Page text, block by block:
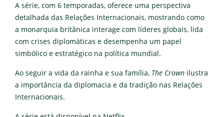
A série, com 6 temporadas, oferece uma perspectiva
detalhada das Relações Internacionais, mostrando como
a monarquia britânica interage com líderes globais, lida
com crises diplomáticas e desempenha um papel
simbólico e estratégico na política mundial.
Ao seguir a vida da rainha e sua família, The Crown ilustra
a importância da diplomacia e da tradição nas Relações
Internacionais.